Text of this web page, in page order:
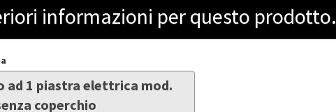
informazioni per questo prodotto.